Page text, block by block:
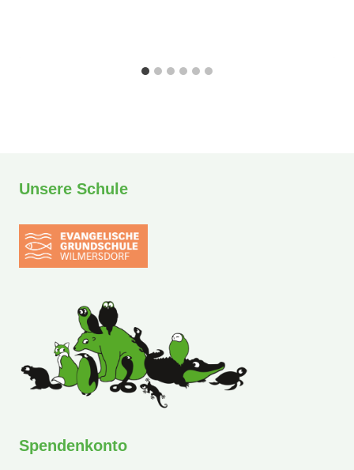
Unsere Schule
Spendenkonto